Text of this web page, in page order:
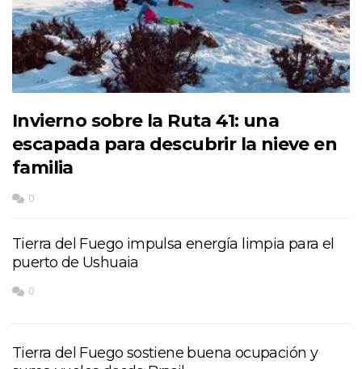
Invierno sobre la Ruta 41: una
escapada para descubrir la nieve en
familia
0
Tierra del Fuego impulsa energía limpia para el
puerto de Ushuaia
0
Tierra del Fuego sostiene buena ocupación y